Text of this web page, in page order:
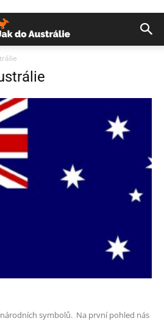
symbolů. Na první pohled nás